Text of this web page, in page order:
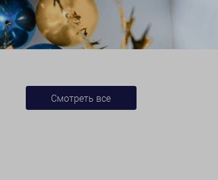
Смотреть все